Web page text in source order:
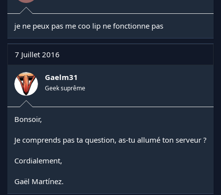
je ne peux pas me coo lip ne fonctionne pas
7 Juillet 2016
Gaelm31
Geek suprême
Bonsoir,
Je comprends pas ta question, as-tu allumé ton serveur ?
Cordialement,
Gaël Martínez.